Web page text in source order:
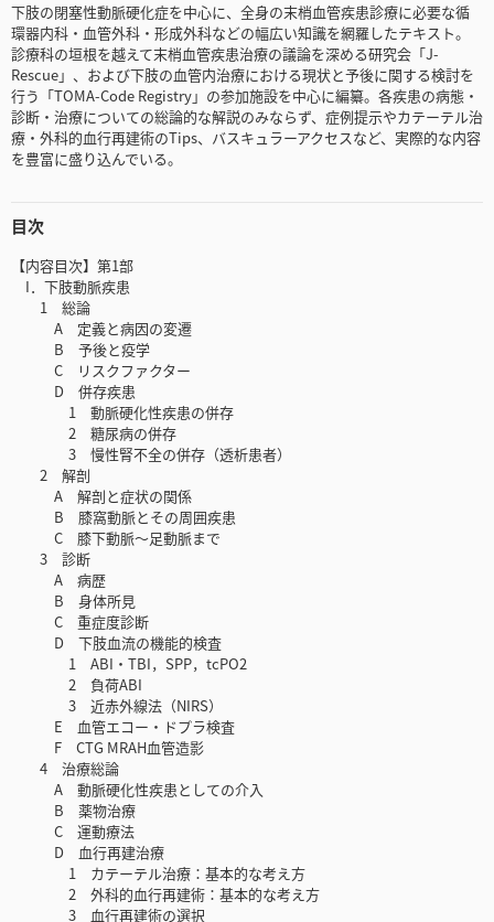
下肢の閉塞性動脈硬化症を中心に、全身の末梢血管疾患診療に必要な循
環器内科・血管外科・形成外科などの幅広い知識を網羅したテキスト。
診療科の垣根を越えて末梢血管疾患治療の議論を深める研究会「J-
Rescue」、および下肢の血管内治療における現状と予後に関する検討を
行う「TOMA-Code Registry」の参加施設を中心に編纂。各疾患の病態・
診断・治療についての総論的な解説のみならず、症例提示やカテーテル治
療・外科的血行再建術のTips、バスキュラーアクセスなど、実際的な内容
を豊富に盛り込んでいる。
目次
【内容目次】第1部
I．下肢動脈疾患
1 総論
A 定義と病因の変遷
B 予後と疫学
C リスクファクター
D 併存疾患
1 動脈硬化性疾患の併存
2 糖尿病の併存
3 慢性腎不全の併存（透析患者）
2 解剖
A 解剖と症状の関係
B 膝窩動脈とその周囲疾患
C 膝下動脈～足動脈まで
3 診断
A 病歴
B 身体所見
C 重症度診断
D 下肢血流の機能的検査
1 ABI・TBI，SPP，tcPO2
2 負荷ABI
3 近赤外線法（NIRS）
E 血管エコー・ドプラ検査
F CTG MRAH血管造影
4 治療総論
A 動脈硬化性疾患としての介入
B 薬物治療
C 運動療法
D 血行再建治療
1 カテーテル治療：基本的な考え方
2 外科的血行再建術：基本的な考え方
3 血行再建術の選択